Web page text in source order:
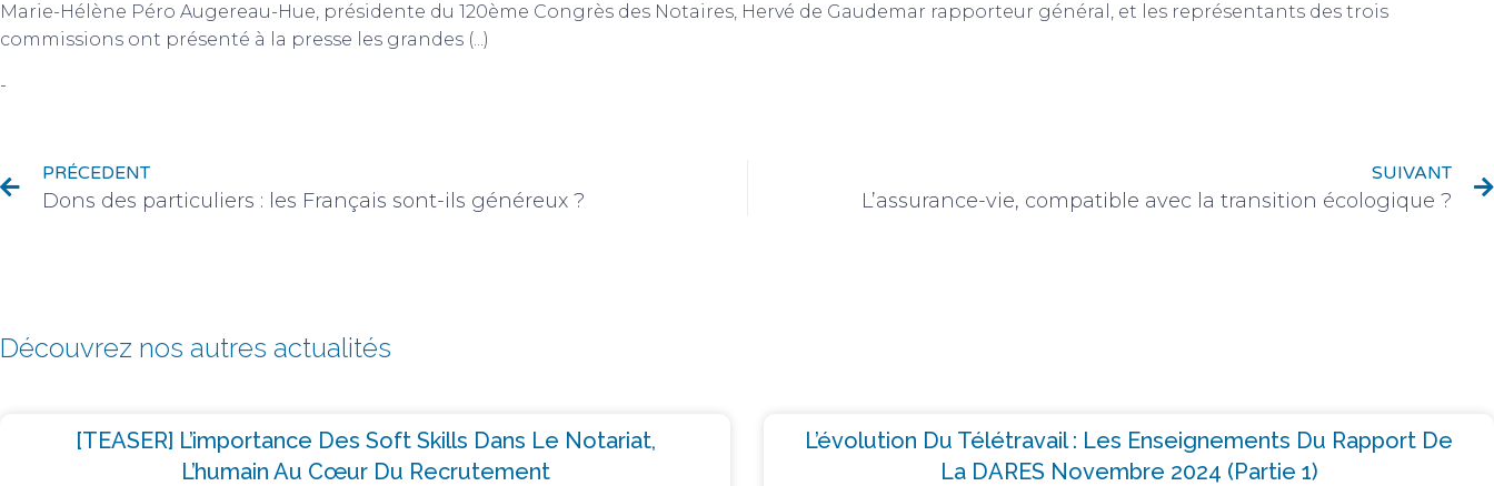
Marie-Hélène Péro Augereau-Hue, présidente du 120ème Congrès des Notaires, Hervé de Gaudemar rapporteur général, et les représentants des trois
commissions ont présenté à la presse les grandes (...)
-
PRÉCEDENT
Dons des particuliers : les Français sont-ils généreux ?
SUIVANT
L’assurance-vie, compatible avec la transition écologique ?
Découvrez nos autres actualités
[TEASER] L’importance Des Soft Skills Dans Le Notariat,
L’humain Au Cœur Du Recrutement
L’évolution Du Télétravail : Les Enseignements Du Rapport De
La DARES Novembre 2024 (partie 1)